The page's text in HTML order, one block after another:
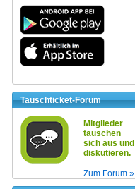
Tauschticket-Forum
Mitglieder
tauschen
sich aus und
diskutieren.
Zum Forum »